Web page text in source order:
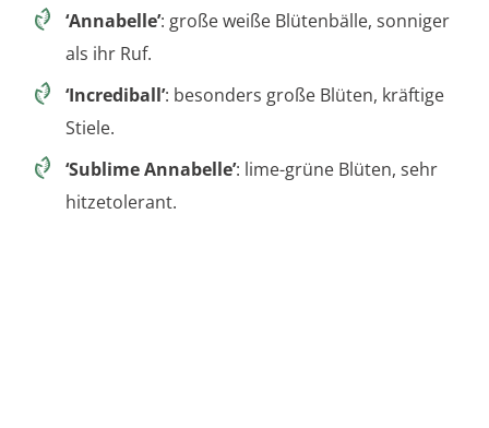
‘Annabelle’: große weiße Blütenbälle, sonniger
als ihr Ruf.
‘Incrediball’: besonders große Blüten, kräftige
Stiele.
‘Sublime Annabelle’: lime-grüne Blüten, sehr
hitzetolerant.